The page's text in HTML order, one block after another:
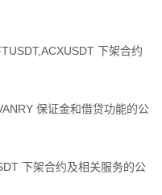
下架合约
保证金和借贷功能的公
下架合约及相关服务的公